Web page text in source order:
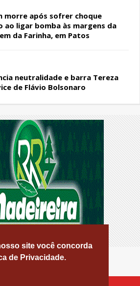
site você concorda
de Privacidade.
morre após sofrer choque
ao ligar bomba às margens da
da Farinha, em Patos
neutralidade e barra Tereza
de Flávio Bolsonaro